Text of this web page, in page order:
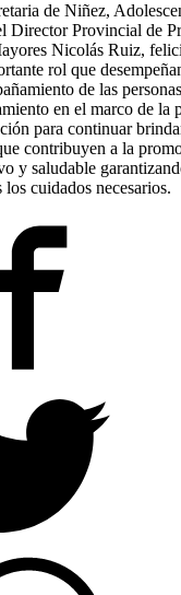
de Niñez,
Director Provincial de
Nicolás Ruiz,
rol que
de las
en el marco de la
para continuar
contribuyen a la
y saludable
cuidados necesarios.